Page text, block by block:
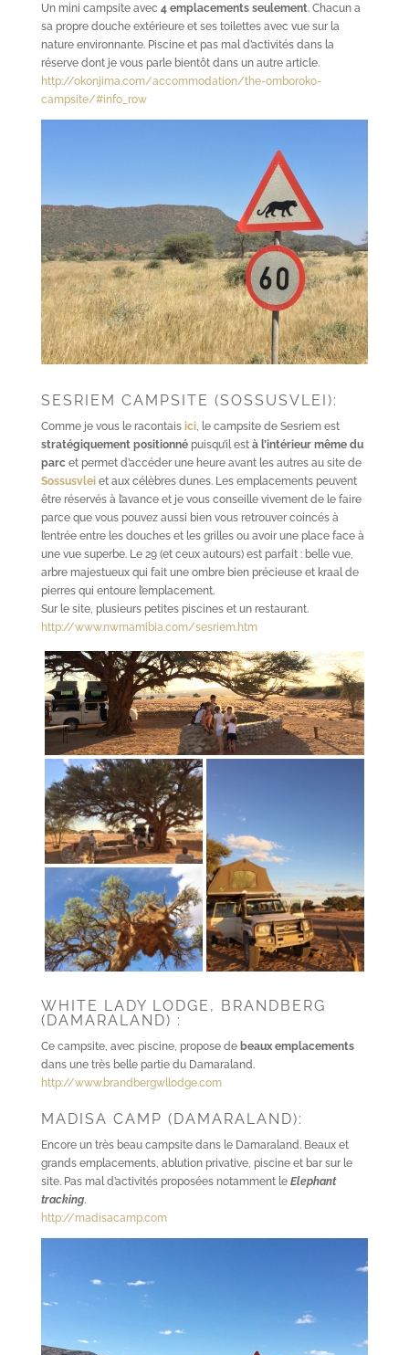
Un mini campsite avec 4 emplacements seulement. Chacun a
sa propre douche extérieure et ses toilettes avec vue sur la
nature environnante. Piscine et pas mal d’activités dans la
réserve dont je vous parle bientôt dans un autre article.
http://okonjima.com/accommodation/the-omboroko-
campsite/#info_row
SESRIEM CAMPSITE (SOSSUSVLEI):
Comme je vous le racontais ici, le campsite de Sesriem est
stratégiquement positionnépuisqu’il est à l’intérieur même du
parcet permet d’accéder une heure avant les autres au site de
Sossusvleiet aux célèbres dunes. Les emplacements peuvent
être réservés à l’avance et je vous conseille vivement de le faire
parce que vous pouvez aussi bien vous retrouver coincés à
l’entrée entre les douches et les grilles ou avoir une place face à
une vue superbe. Le 29 (et ceux autours) est parfait : belle vue,
arbre majestueux qui fait une ombre bien précieuse et kraal de
pierres qui entoure l’emplacement.
Sur le site, plusieurs petites piscines et un restaurant.
http://www.nwrnamibia.com/sesriem.htm
WHITE LADY LODGE, BRANDBERG
(DAMARALAND) :
Ce campsite, avec piscine, propose de beaux emplacements
dans une très belle partie du Damaraland.
http://www.brandbergwllodge.com
MADISA CAMP (DAMARALAND):
Encore un très beau campsite dans le Damaraland. Beaux et
grands emplacements, ablution privative, piscine et bar sur le
site. Pas mal d’activités proposées notamment le Elephant
tracking.
http://madisacamp.com